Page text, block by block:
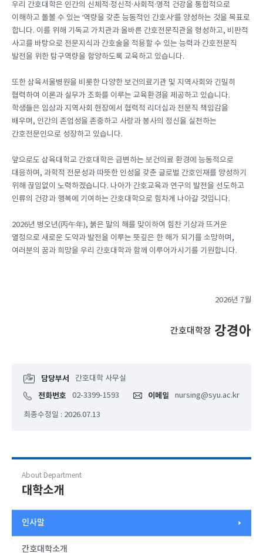
우리 간호대학은 인간의 신체적·정신적·사회적·영적 건강을 통합적으로
이해하고 돌볼 수 있는 ‘역량을 갖춘 능동적인 간호사’를 양성하는 것을 목표로
합니다. 이를 위해 기독교 가치관과 올바른 간호전문직관을 형성하고, 비판적
사고를 바탕으로 전문지식과 간호술을 적용할 수 있는 능력과 간호전문직
발전을 위한 탐구역량을 함양하도록 교육하고 있습니다.
또한 삼육서울병원을 비롯한 다양한 보건의료기관 및 지역사회와 긴밀히
협력하여 이론과 실무가 조화를 이루는 교육환경을 제공하고 있습니다.
학생들은 임상과 지역사회 현장에서 협력적 리더십과 전문직 책임감을
배우며, 인간의 존엄성을 존중하고 사랑과 봉사의 정신을 실천하는
간호전문인으로 성장하고 있습니다.
앞으로도 삼육대학교 간호대학은 급변하는 보건의료 환경에 능동적으로
대응하며, 과학적 전문성과 따뜻한 인성을 갖춘 글로벌 간호인재를 양성하기
위해 끊임없이 노력하겠습니다. 나아가 간호교육과 연구의 발전을 선도하고
인류의 건강과 행복에 기여하는 간호대학으로 힘차게 나아갈 것입니다.
2026년 병오년(丙午年), 붉은 말의 해를 맞이하여 힘찬 기상과 뜨거운
열정으로 새로운 도약과 발전을 이루는 뜻깊은 한 해가 되기를 소망하며,
여러분의 꿈과 희망을 우리 간호대학과 함께 이루어가시기를 기원합니다.
2026년 7월
간호대학장 강경아
담당부서 간호대학 사무실
전화번호 02-3399-1593 이메일 nursing@syu.ac.kr
최종수정일 : 2026.07.13
About Department
대학소개
인사말
간호대학소개